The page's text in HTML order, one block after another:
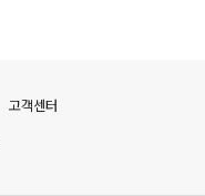
고객센터